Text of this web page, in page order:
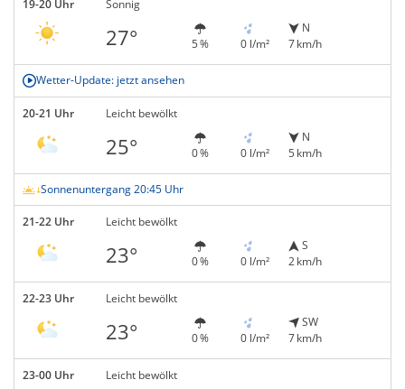
19-20 Uhr Sonnig
27° 5 % 0 l/m²
N
7 km/h
Wetter-Update: jetzt ansehen
20-21 Uhr Leicht bewölkt
25° 0 % 0 l/m²
N
5 km/h
Sonnenuntergang 20:45 Uhr
21-22 Uhr Leicht bewölkt
23° 0 % 0 l/m²
S
2 km/h
22-23 Uhr Leicht bewölkt
23° 0 % 0 l/m²
SW
7 km/h
23-00 Uhr Leicht bewölkt